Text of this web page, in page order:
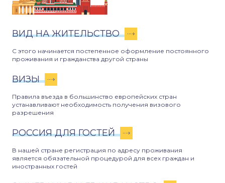
ВИД НА ЖИТЕЛЬСТВО
С этого начинается постепенное оформление постоянного
проживания и гражданства другой страны
ВИЗЫ
Правила въезда в большинство европейских стран
устанавливают необходимость получения визового
разрешения
РОССИЯ ДЛЯ ГОСТЕЙ
В нашей стране регистрация по адресу проживания
является обязательной процедурой для всех граждан и
иностранных гостей